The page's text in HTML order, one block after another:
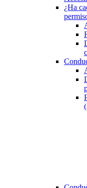
¿Ha